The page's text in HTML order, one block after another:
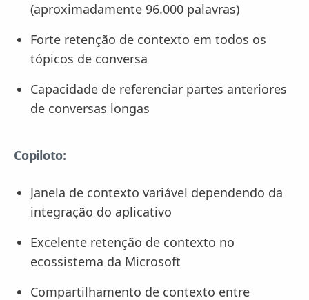
(aproximadamente 96.000 palavras)
Forte retenção de contexto em todos os
tópicos de conversa
Capacidade de referenciar partes anteriores
de conversas longas
Copiloto:
Janela de contexto variável dependendo da
integração do aplicativo
Excelente retenção de contexto no
ecossistema da Microsoft
Compartilhamento de contexto entre